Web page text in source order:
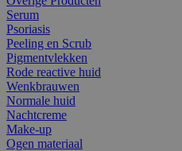
Serum
Psoriasis
Peeling en Scrub
Pigmentvlekken
Rode reactive huid
Wenkbrauwen
Normale huid
Nachtcreme
Make-up
Ogen materiaal